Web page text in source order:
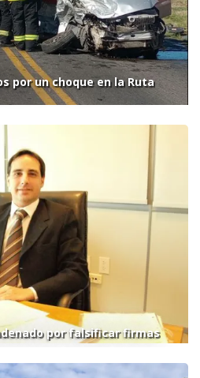
por un choque en la Ruta
por falsificar firmas